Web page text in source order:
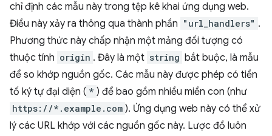
chỉ định các mẫu này trong tệp kê khai ứng dụng web.
Điều này xảy ra thông qua thành phần "url_handlers" .
Phương thức này chấp nhận một mảng đối tượng có
thuộc tính origin . Đây là một string bắt buộc, là mẫu
để so khớp nguồn gốc. Các mẫu này được phép có tiền
tố ký tự đại diện ( * ) để bao gồm nhiều miền con (như
https://*.example.com ). Ứng dụng web này có thể xử
lý các URL khớp với các nguồn gốc này. Lược đồ luôn